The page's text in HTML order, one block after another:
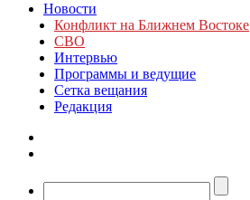
Новости
Конфликт на Ближнем Востоке
СВО
Интервью
Программы и ведущие
Сетка вещания
Редакция